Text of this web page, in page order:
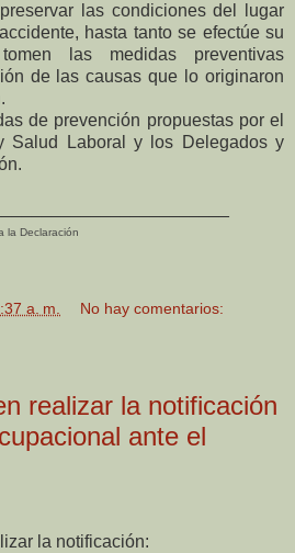
las condiciones del lugar
hasta tanto se efectúe su
las medidas preventivas
de las causas que lo originaron
de prevención propuestas por el
Salud Laboral y los Delegados y
la Declaración
a. m. No hay comentarios:
realizar la notificación
ante el
la notificación: